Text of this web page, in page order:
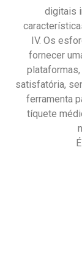
digitais
IV. Os
fornecer
satisfatória,
ferramenta
tíquete